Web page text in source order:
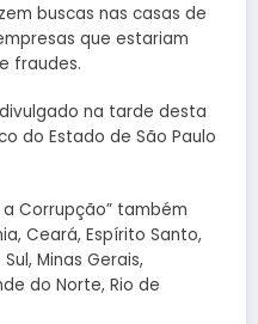
buscas nas casas de
que estariam
fraudes.
na tarde desta
do Estado de São Paulo
Corrupção” também
Ceará, Espírito Santo,
Minas Gerais,
do Norte, Rio de